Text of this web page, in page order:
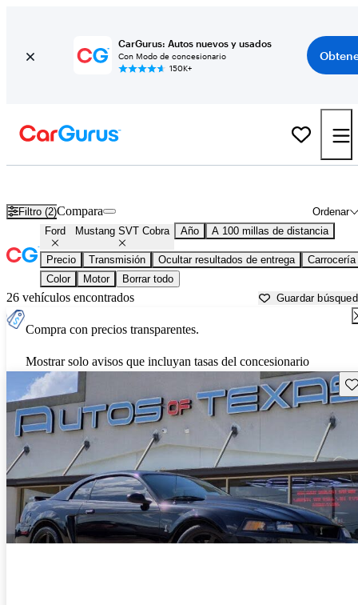
CarGurus: Autos nuevos y usados
Con Modo de concesionario
150K+
Filtro (2) Ordenar
Compara
Ford Mustang SVT Cobra Año A 100 millas de distancia
Precio Transmisión Ocultar resultados de entrega
Carrocería
Color
Motor Borrar todo
26 vehículos encontrados Guardar
Compra con precios transparentes.
Mostrar solo avisos que incluyan tasas del concesionario